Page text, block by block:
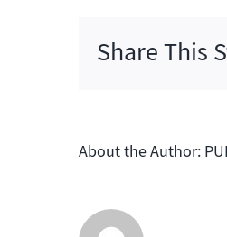
Share This
About the Author: